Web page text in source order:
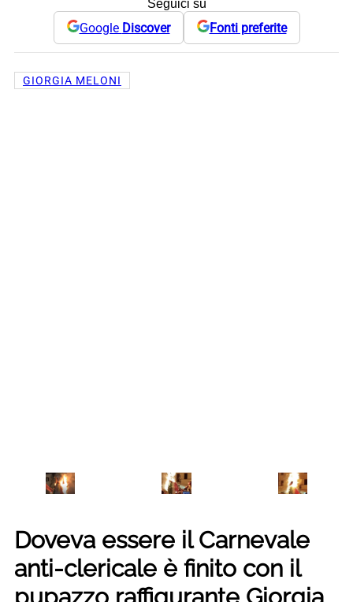
Seguici su
Google Discover Fonti preferite
GIORGIA MELONI
Doveva essere il Carnevale
anti-clericale è finito con il